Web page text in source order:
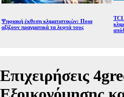
Ψηφιακή έκθεση κλιματιστικών: Ποια
αξίζουν πραγματικά τα λεφτά τους